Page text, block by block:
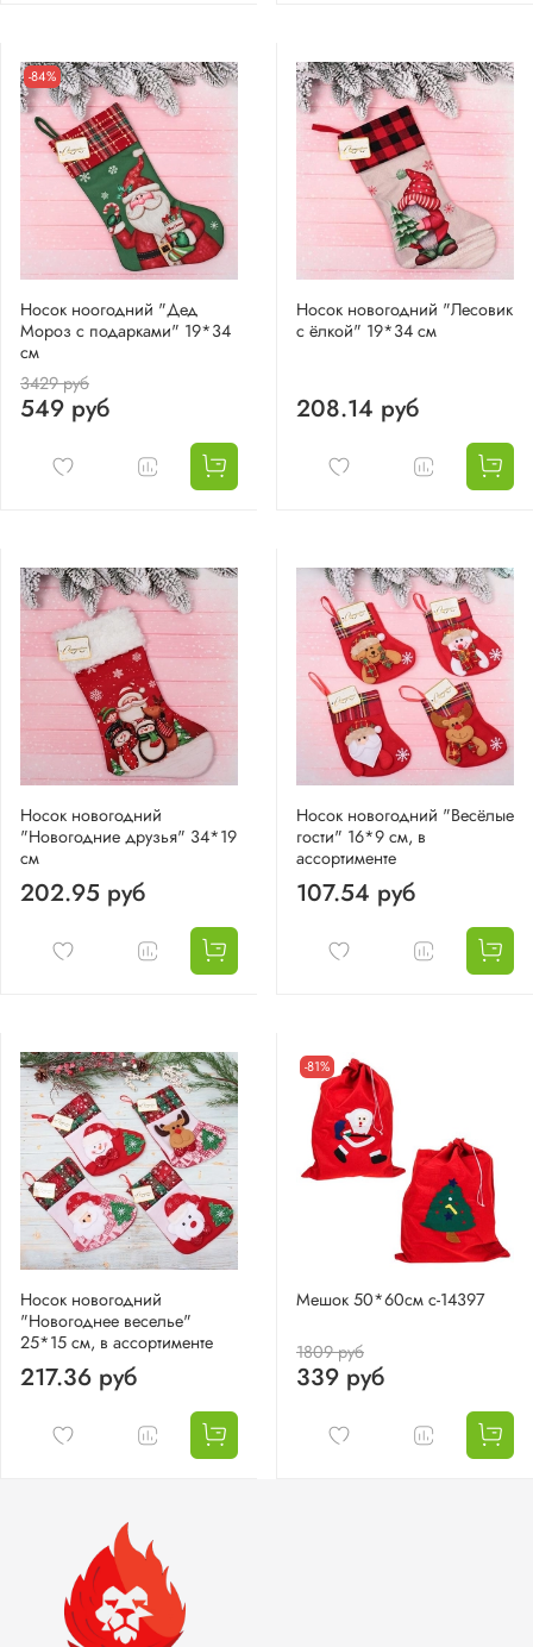
-84%
Носок ноогодний "Дед
Мороз с подарками" 19*34
см
3429 руб
549 руб
Носок новогодний "Лесовик
с ёлкой" 19*34 см
208.14 руб
Носок новогодний
"Новогодние друзья" 34*19
см
202.95 руб
Носок новогодний "Весёлые
гости" 16*9 см, в
ассортименте
107.54 руб
Носок новогодний
"Новогоднее веселье"
25*15 см, в ассортименте
217.36 руб
-81%
Мешок 50*60см c-14397
1809 руб
339 руб